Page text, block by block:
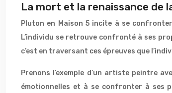
La mort et la renaissance de
Pluton en Maison 5 incite à se
L’individu se retrouve confronté à ses
c’est en traversant ces épreuves que
Prenons l’exemple d’un artiste peintre
émotionnelles et à se confronter à ses